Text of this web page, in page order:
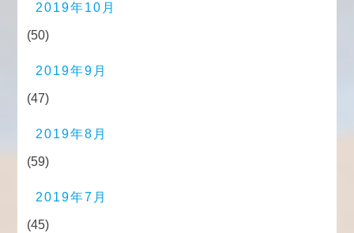
2019年10月
(50)
2019年9月
(47)
2019年8月
(59)
2019年7月
(45)